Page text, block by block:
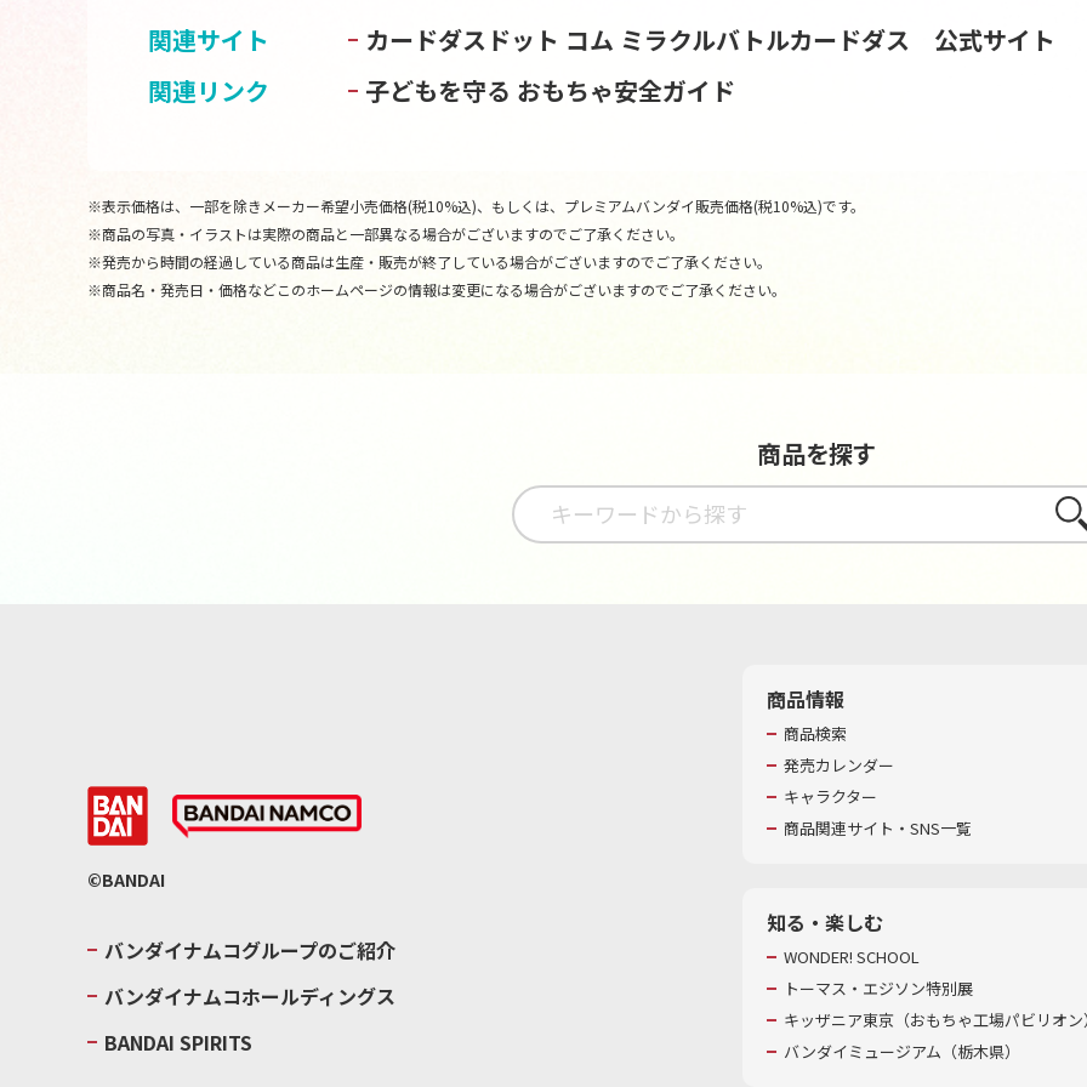
関連サイト カードダスドット コム ミラクルバトルカードダス 公式サイト
関連リンク
子どもを守る おもちゃ安全ガイド
※表示価格は、一部を除きメーカー希望小売価格(税10%込)、もしくは、プレミアムバンダイ販売価格(税10%込)です。
※商品の写真・イラストは実際の商品と一部異なる場合がございますのでご了承ください。
※発売から時間の経過している商品は生産・販売が終了している場合がございますのでご了承ください。
※商品名・発売日・価格などこのホームページの情報は変更になる場合がございますのでご了承ください。
商品を探す
さが
©BANDAI
バンダイナムコグループのご紹介
バンダイナムコホールディングス
BANDAI SPIRITS
商品情報
商品検索
発売カレンダー
キャラクター
商品関連サイト・SNS一覧
知る・楽しむ
WONDER! SCHOOL
トーマス・エジソン特別展
キッザニア東京（おもちゃ工場パビリオ
バンダイミュージアム（栃木県）